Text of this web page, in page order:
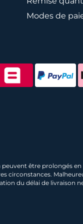
Modes de
être prolongés
circonstances.
du délai de livraison